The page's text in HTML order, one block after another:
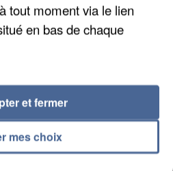
SUPPOSÉS DE LA DZ
ALGÉRIE
tout moment via le lien
en bas de chaque
mes choix
et fermer